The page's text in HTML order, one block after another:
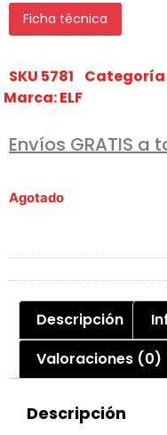
Ficha técnica
SKU 5781 Categoría
Marca:ELF
Envíos GRATIS
Agotado
Descripción
Valoraciones (0)
Descripción